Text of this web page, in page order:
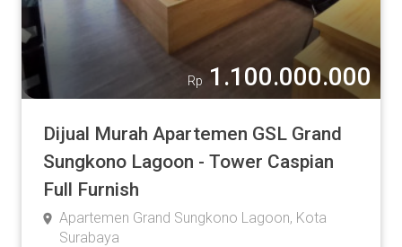
Rp 1.100.000.000
Dijual Murah Apartemen GSL Grand
Sungkono Lagoon - Tower Caspian
Full Furnish
Apartemen Grand Sungkono Lagoon, Kota
Surabaya